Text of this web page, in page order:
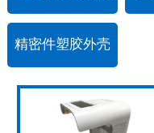
精密件塑胶外壳